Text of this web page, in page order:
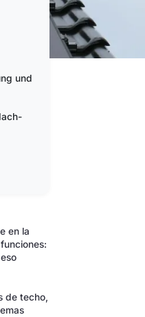
und
en la
de techo,